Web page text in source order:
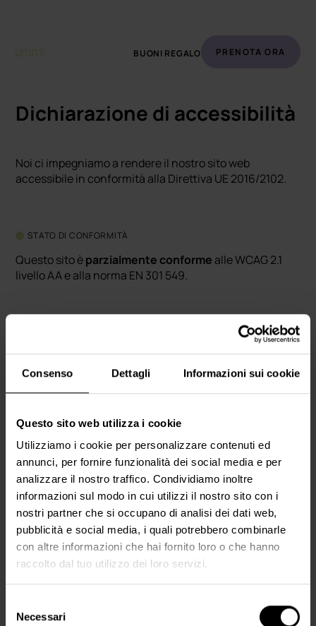
Consenso Dettagli Informazioni sui cookie
Questo sito web utilizza i cookie
Utilizziamo i cookie per personalizzare contenuti ed
annunci, per fornire funzionalità dei social media e per
analizzare il nostro traffico. Condividiamo inoltre
informazioni sul modo in cui utilizzi il nostro sito con i
nostri partner che si occupano di analisi dei dati web,
pubblicità e social media, i quali potrebbero combinarle
con altre informazioni che hai fornito loro o che hanno
raccolto dal tuo utilizzo dei loro servizi.
delNecessari
BUONI REGALO PRENOTA ORA
Dichiarazione di accessibilità
Noi ci impegniamo a rendere il nostro sito web
accessibile in conformità alla Direttiva UE 2016/2102.
STATO DI CONFORMITÀ
Questo sito èparzialmente conforme alle WCAG 2.1
livello AA e alla norma EN 301 549.
Nonostante i nostri sforzi, alcuni contenuti non
risultano ancora completamente accessibili:
Video incorporati privi di sottotitoli o descrizioni
Documenti PDF
Alcuni contrasti di colore e elementi di
navigazione
Contenuti di terze parti
ALTERNATIVE DISPONIBILI
Su richiesta, possiamo fornire contenuti alternativi in
formato accessibile. Contattaci all'indirizzo e-mail